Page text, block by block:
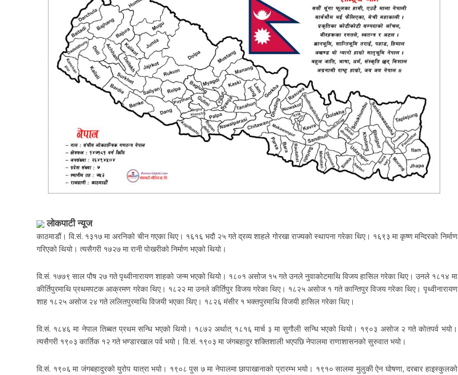
लाेकपाटी न्यूज
काठमाडौं। वि.सं. १३१७ मा अरनिको चीन गएका थिए। १६१६ भदौ २५ गते द्रव्य शाहले गोरखा राज्यको स्थापना गरेका थिए। १६९३ मा कृष्ण मन्दिरको निर्माण
गरिएको थियो। त्यसैगरी १७२७ मा रानी पोखरीको निर्माण भएको थियो।
वि.सं. १७७९ साल पौष २७ गते पृथ्वीनारायण शाहको जन्म भएको थियो। १८०१ असोज १५ गते उनले नुवाकोटमाथि विजय हासिल गरेका थिए। उनले १८१४ मा
कीर्तिपुरमाथि प्रथमपटक आक्रमण गरेका थिए। १८२२ मा उनले कीर्तिपुर विजय गरेका थिए। १८२५ असोज १ गते कान्तिपुर विजय गरेका थिए। पृथ्वीनारायण
शाह १८२५ असोज २४ गते ललितपुरमाथि विजयी भएका थिए। १८२६ मंसीर १ भक्तपुरमाथि विजयी हासिल गरेका थिए।
वि.सं. १८४६ मा नेपाल तिब्बत प्रथम सन्धि भएको थियो। १८७२ अर्थात् १८१६ मार्च ३ मा सुगौली सन्धि भएको थियो। १९०३ असोज २ गते कोतपर्व भयो।
त्यसैगरी १९०३ कार्तिक १२ गते भण्डारखाल पर्व भयो। वि.सं. १९०३ मा जंगबहादुर शक्तिशाली भएपछि नेपालमा राणाशासनको सुरुवात भयो।
वि.सं. १९०६ मा जंगबहादुरको युरोप यात्रा भयो। १९०८ पुस ७ मा नेपालमा छापाखानाको प्रारम्भ भयो। १९१० सालमा मुलुकी ऐन घोषणा, दरबार हाइस्कुलको